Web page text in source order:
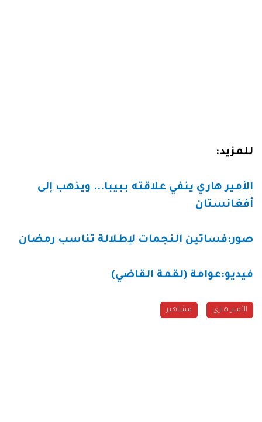
للمزيد:
الأمير هاري ينفي علاقته ببيبا... ويذهب إلى
أفغانستان
صور:فساتين النجمات لإطلالة تناسب رمضان
فيديو:عوامة (لقمة القاضي)
الأمير هاري مشاهير